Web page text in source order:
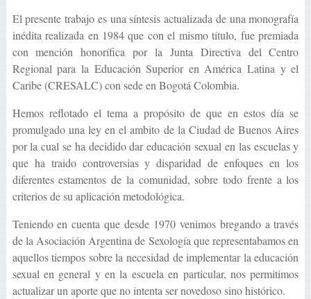
El presente trabajo es una síntesis actualizada de una monografía
inédita realizada en 1984 que con el mismo título, fue premiada
con mención honorífica por la Junta Directiva del Centro
Regional para la Educación Superior en América Latina y el
Caribe (CRESALC) con sede en Bogotá Colombia.
Hemos reflotado el tema a propósito de que en estos día se
promulgado una ley en el ambito de la Ciudad de Buenos Aires
por la cual se ha decidido dar educación sexual en las escuelas y
que ha traido controversias y disparidad de enfoques en los
diferentes estamentos de la comunidad, sobre todo frente a los
criterios de su aplicación metodológica.
Teniendo en cuenta que desde 1970 venimos bregando a través
de la Asociación Argentina de Sexología que representabamos en
aquellos tiempos sobre la necesidad de implementar la educación
sexual en general y en la escuela en particular, nos permitimos
actualizar un aporte que no intenta ser novedoso sino histórico.